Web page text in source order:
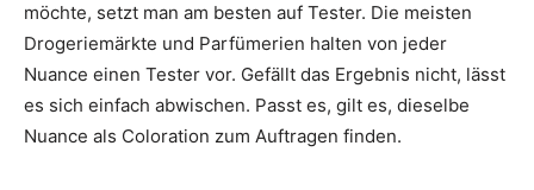
möchte, setzt man am besten auf Tester. Die meisten
Drogeriemärkte und Parfümerien halten von jeder
Nuance einen Tester vor. Gefällt das Ergebnis nicht, lässt
es sich einfach abwischen. Passt es, gilt es, dieselbe
Nuance als Coloration zum Auftragen finden.